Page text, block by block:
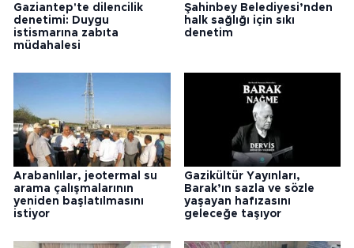
Gaziantep'te dilencilik
denetimi: Duygu
istismarına zabıta
müdahalesi
Şahinbey Belediyesi’nden
halk sağlığı için sıkı
denetim
Arabanlılar, jeotermal su
arama çalışmalarının
yeniden başlatılmasını
istiyor
Gazikültür Yayınları,
Barak’ın sazla ve sözle
yaşayan hafızasını
geleceğe taşıyor